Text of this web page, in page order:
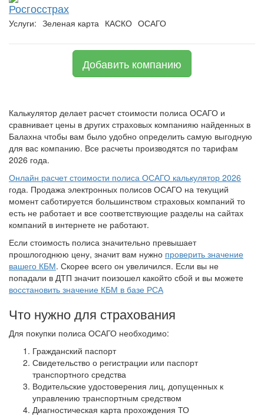
Росгосстрах
Услуги: Зеленая карта КАСКО ОСАГО
Добавить компанию
Калькулятор делает расчет стоимости полиса ОСАГО и
сравнивает цены в других страховых компанияю найденных в
Балахна чтобы вам было удобно определить самую выгодную
для вас компанию. Все расчеты производятся по тарифам
2026 года.
Онлайн расчет стоимости полиса ОСАГО калькулятор 2026
года. Продажа электронных полисов ОСАГО на текущий
момент саботируется большинством страховых компаний то
есть не работает и все соответствующие разделы на сайтах
компаний в интернете не работают.
Если стоимость полиса значительно превышает
прошлогоднюю цену, значит вам нужно проверить значение
вашего КБМ. Скорее всего он увеличился. Если вы не
попадали в ДТП значит поизошел какойто сбой и вы можете
восстановить значение КБМ в базе РСА
Что нужно для страхования
Для покупки полиса ОСАГО необходимо:
Гражданский паспорт
Свидетельство о регистрации или паспорт
транспортного средства
Водительские удостоверения лиц, допущенных к
управлению транспортным средством
Диагностическая карта прохождения ТО